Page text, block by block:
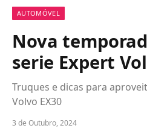
AUTOMÓVEL
Nova
serie Expert
Truques e dicas para
Volvo EX30
3 de Outubro, 2024